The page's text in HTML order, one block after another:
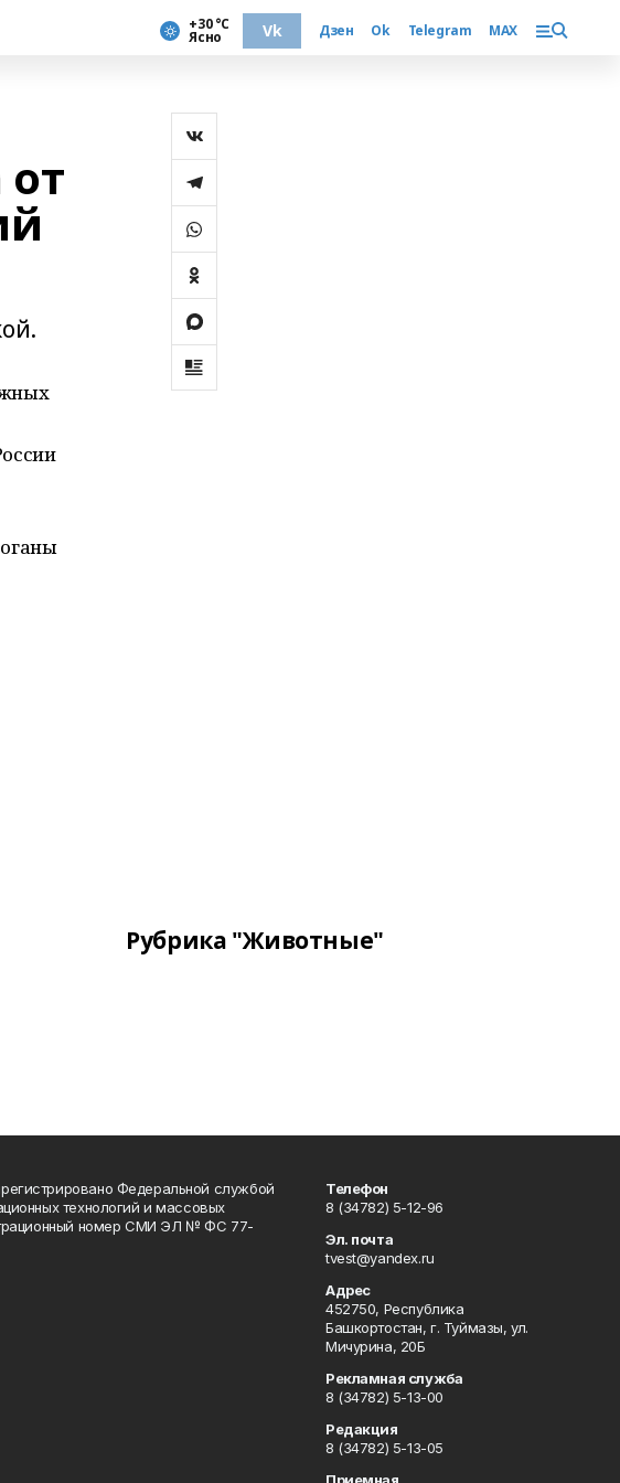
+30 °С
Ясно Vk Дзен Ok Telegram MAX
Рубрика "Животные"
Федеральной службой
технологий и массовых
номер СМИ ЭЛ № ФС 77-
Телефон
8 (34782) 5-12-96
Эл. почта
tvest@yandex.ru
Адрес
452750, Республика
Башкортостан, г. Туймазы, ул.
Мичурина, 20Б
Рекламная служба
8 (34782) 5-13-00
Редакция
8 (34782) 5-13-05
Приемная